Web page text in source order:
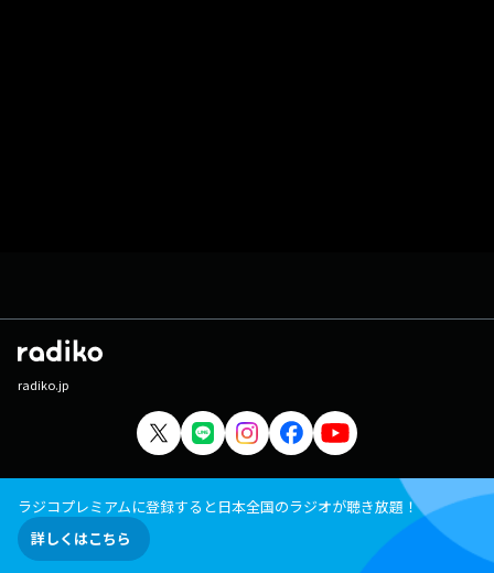
radiko.jp
ラジコプレミアムに登録すると日本全国のラジオが聴き放題！
詳しくはこちら